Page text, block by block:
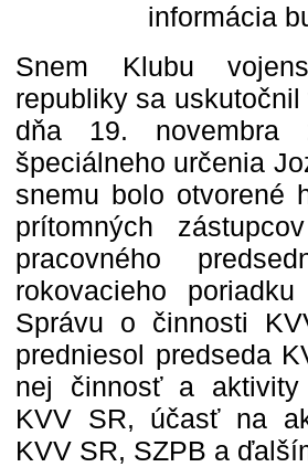
informácia
Snem Klubu
republiky sa
dňa 19.
špeciálneho určenia
snemu bolo otvorené
prítomných
pracovného
rokovacieho
Správu o činnosti
predniesol predseda
nej činnosť a aktivity
KVV SR, účasť na
KVV SR, SZPB a